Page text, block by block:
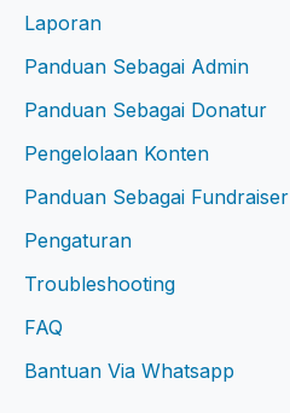
Laporan
Panduan Sebagai Admin
Panduan Sebagai Donatur
Pengelolaan Konten
Panduan Sebagai Fundraiser
Pengaturan
Troubleshooting
FAQ
Bantuan Via Whatsapp